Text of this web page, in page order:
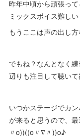
昨年中頃から頑張って
ミックスボイス難しい
もうここは声の出し
でもね？なんとなく
辺りも注目して聴い
いつかステージでカ
が来ると思うので、
〃o))((o〃∇〃))o♪